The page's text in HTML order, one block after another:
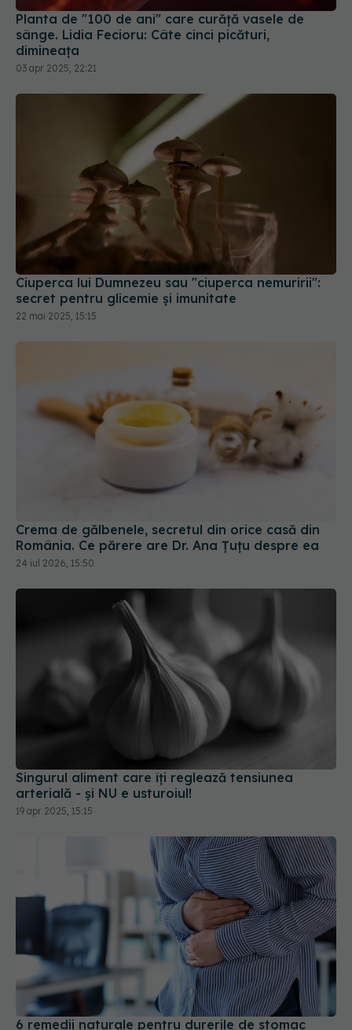
Planta de "100 de ani" care curăţă vasele de
sânge. Lidia Fecioru: Câte cinci picături,
dimineaţa
03 apr 2025, 22:21
Ciuperca lui Dumnezeu sau "ciuperca nemuririi":
secret pentru glicemie și imunitate
22 mai 2025, 15:15
Crema de gălbenele, secretul din orice casă din
România. Ce părere are Dr. Ana Țuțu despre ea
24 iul 2026, 15:50
Singurul aliment care îți reglează tensiunea
arterială - și NU e usturoiul!
19 apr 2025, 15:15
6 remedii naturale pentru durerile de stomac